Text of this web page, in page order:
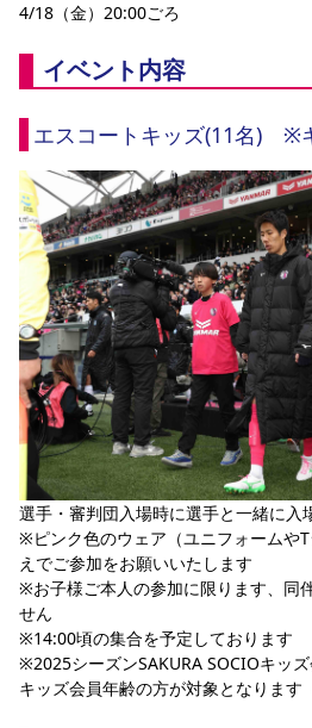
4/18（金）20:00ごろ
イベント内容
エスコートキッズ(11名)　※
選手・審判団入場時に選手と一緒に入
※ピンク色のウェア（ユニフォームや
えでご参加をお願いいたします
※お子様ご本人の参加に限ります、同
せん
※14:00頃の集合を予定しております
※2025シーズンSAKURA SOCIOキッ
キッズ会員年齢の方が対象となります